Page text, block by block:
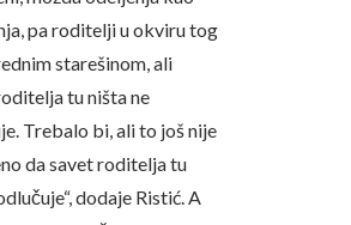
pa roditelji u okviru tog
starešinom, ali
tu ništa ne
Trebalo bi, ali to još nije
da savet roditelja tu
dodaje Ristić. A